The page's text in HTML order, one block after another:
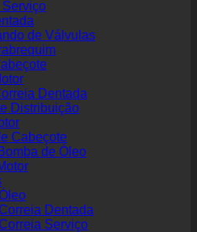
de Válvulas
Dentada
Distribuição
Cabeçote
de Óleo
Dentada
Serviço